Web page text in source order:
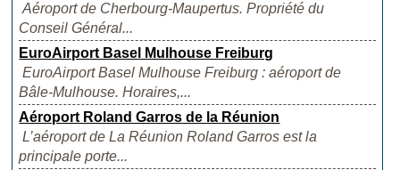
Aéroport de Cherbourg-Maupertus. Propriété du
Conseil Général...
EuroAirport Basel Mulhouse Freiburg
EuroAirport Basel Mulhouse Freiburg : aéroport de
Bâle-Mulhouse. Horaires,...
Aéroport Roland Garros de la Réunion
L’aéroport de La Réunion Roland Garros est la
principale porte...